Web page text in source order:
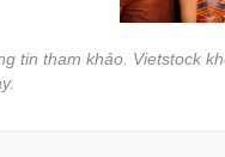
tin tham khảo. Vietstock